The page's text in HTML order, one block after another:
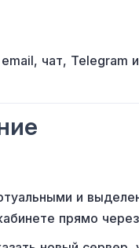
чат, Telegram
и
прямо